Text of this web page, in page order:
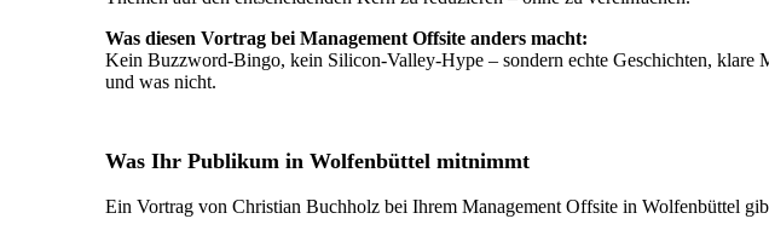
Was diesen Vortrag bei Management Offsite anders macht:
Kein Buzzword-Bingo, kein Silicon-Valley-Hype – sondern echte Geschichten,
und was nicht.
Was Ihr Publikum in Wolfenbüttel mitnimmt
Ein Vortrag von Christian Buchholz bei Ihrem Management Offsite in Wolfenbüttel